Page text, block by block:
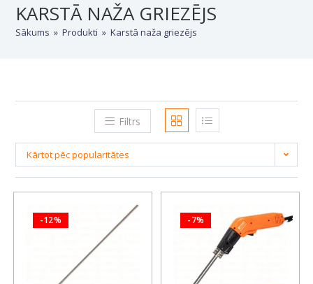
KARSTĀ NAŽA GRIEZĒJS
Sākums » Produkti » Karstā naža griezējs
Filtrs
Kārtot pēc popularitātes
-12% -7%